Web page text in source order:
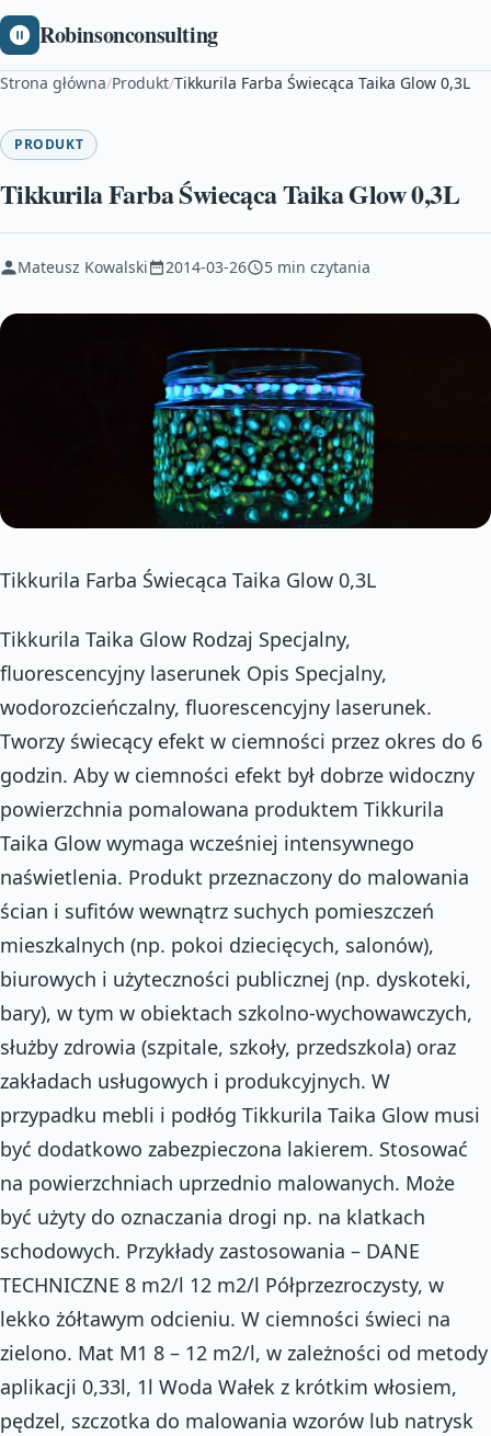
Robinsonconsulting
Strona główna/Produkt/Tikkurila Farba Świecąca Taika Glow 0,3L
PRODUKT
Tikkurila Farba Świecąca Taika Glow 0,3L
Mateusz Kowalski 2014-03-26 5 min czytania
Tikkurila Farba Świecąca Taika Glow 0,3L
Tikkurila Taika Glow Rodzaj Specjalny,
fluorescencyjny laserunek Opis Specjalny,
wodorozcieńczalny, fluorescencyjny laserunek.
Tworzy świecący efekt w ciemności przez okres do 6
godzin. Aby w ciemności efekt był dobrze widoczny
powierzchnia pomalowana produktem Tikkurila
Taika Glow wymaga wcześniej intensywnego
naświetlenia. Produkt przeznaczony do malowania
ścian i sufitów wewnątrz suchych pomieszczeń
mieszkalnych (np. pokoi dziecięcych, salonów),
biurowych i użyteczności publicznej (np. dyskoteki,
bary), w tym w obiektach szkolno-wychowawczych,
służby zdrowia (szpitale, szkoły, przedszkola) oraz
zakładach usługowych i produkcyjnych. W
przypadku mebli i podłóg Tikkurila Taika Glow musi
być dodatkowo zabezpieczona lakierem. Stosować
na powierzchniach uprzednio malowanych. Może
być użyty do oznaczania drogi np. na klatkach
schodowych. Przykłady zastosowania – DANE
TECHNICZNE 8 m2/l 12 m2/l Półprzezroczysty, w
lekko żółtawym odcieniu. W ciemności świeci na
zielono. Mat M1 8 – 12 m2/l, w zależności od metody
aplikacji 0,33l, 1l Woda Wałek z krótkim włosiem,
pędzel, szczotka do malowania wzorów lub natrysk